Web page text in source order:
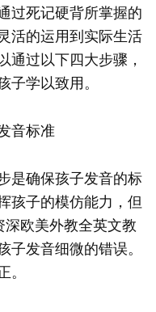
过死记硬背所掌握的
活的运用到实际生活
通过以下四大步骤，
学以致用。
音标准
确保孩子发音的标
孩子的模仿能力，但
欧美外教全英文教
发音细微的错误。